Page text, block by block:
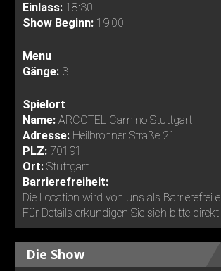
Einlass: 18:30
Show Beginn: 19:00
Menu
Gänge: 3
Spielort
Name:ARCOTEL Camino Stuttgart
Adresse: Heilbronner Straße 21
PLZ: 70191
Ort:Stuttgart
Barrierefreiheit:
Die Location wird von uns als Barrierefrei
Für Details erkundigen Sie sich bitte
Die Show